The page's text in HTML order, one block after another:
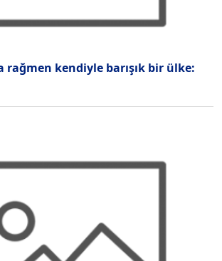
kendiyle barışık bir ülke: